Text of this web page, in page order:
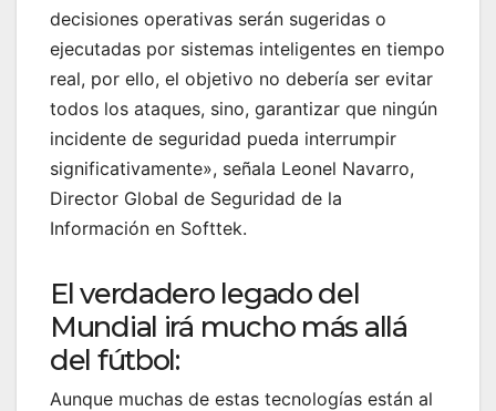
decisiones operativas serán sugeridas o
ejecutadas por sistemas inteligentes en tiempo
real, por ello, el objetivo no debería ser evitar
todos los ataques, sino, garantizar que ningún
incidente de seguridad pueda interrumpir
significativamente», señala Leonel Navarro,
Director Global de Seguridad de la
Información en Softtek.
El verdadero legado del
Mundial irá mucho más allá
del fútbol:
Aunque muchas de estas tecnologías están al